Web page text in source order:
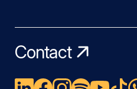
Contact